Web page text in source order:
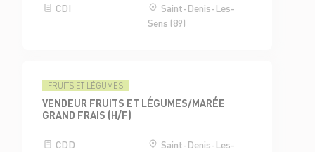
CDI
Saint-Denis-Les-
Sens (89)
FRUITS ET LÉGUMES
VENDEUR FRUITS ET LÉGUMES/MARÉE
GRAND FRAIS (H/F)
CDD Saint-Denis-Les-